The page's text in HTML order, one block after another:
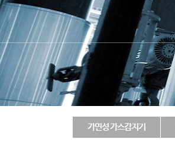
가연성 가스감지기